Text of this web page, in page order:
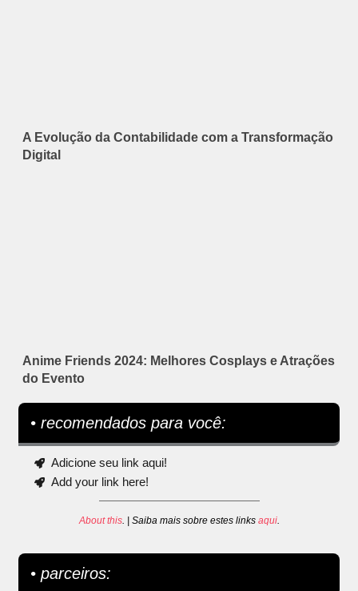
A Evolução da Contabilidade com a Transformação
Digital
Anime Friends 2024: Melhores Cosplays e Atrações
do Evento
• recomendados para você:
Adicione seu link aqui!
Add your link here!
About this. | Saiba mais sobre estes links aqui.
• parceiros: